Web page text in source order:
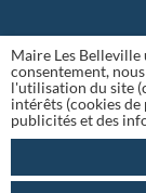
Maire Les Belleville
consentement,
l'utilisation du site
intérêts (cookies
publicités et des